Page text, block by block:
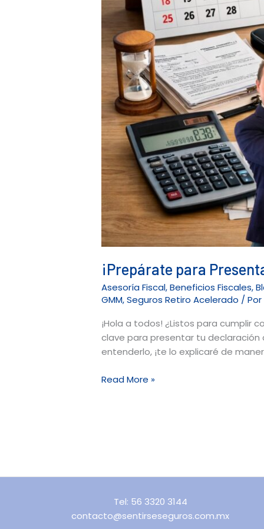
¡Prepárate para
Asesoría Fiscal,Beneficios Fiscales,
GMM,Seguros Retiro Acelerado / Por
¡Hola a todos! ¿Listos para cumplir
clave para presentar tu declaración
entenderlo, ¡te lo explicaré de
Read More »
Tel: 56 3320 3144
contacto@sentirseseguros.com.mx